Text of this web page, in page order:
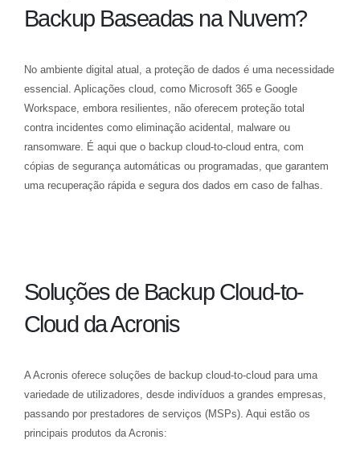
Backup Baseadas na Nuvem?
No ambiente digital atual, a proteção de dados é uma necessidade
essencial. Aplicações cloud, como Microsoft 365 e Google
Workspace, embora resilientes, não oferecem proteção total
contra incidentes como eliminação acidental, malware ou
ransomware. É aqui que o backup cloud-to-cloud entra, com
cópias de segurança automáticas ou programadas, que garantem
uma recuperação rápida e segura dos dados em caso de falhas.
Soluções de Backup Cloud-to-
Cloud da Acronis
A Acronis oferece soluções de backup cloud-to-cloud para uma
variedade de utilizadores, desde indivíduos a grandes empresas,
passando por prestadores de serviços (MSPs). Aqui estão os
principais produtos da Acronis: